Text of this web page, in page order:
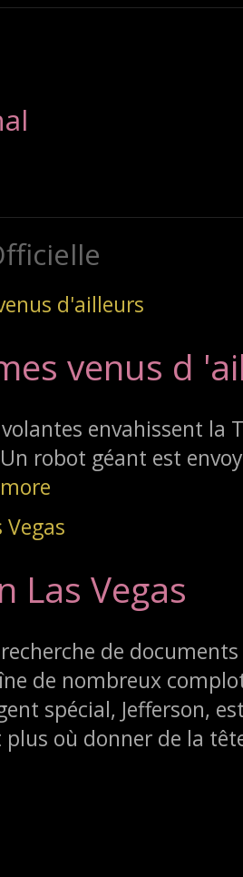
venus d
envahissent la
robot géant est
Las Vegas
de
de nombreux
spécial, Jefferson,
plus où donner de la